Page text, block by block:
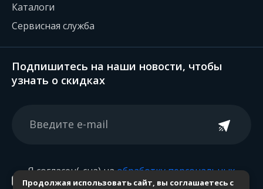
Продолжая использовать сайт, вы соглашаетесь с
Каталоги
Сервисная служба
Подпишитесь на наши новости, чтобы
узнать о скидках
Я согласен(-сна) наобработку персональных